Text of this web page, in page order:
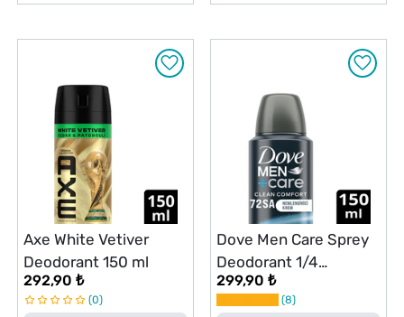
Axe White Vetiver
Deodorant 150 ml
292,90 ₺
0
Dove Men Care Sprey
Deodorant 1/4
Nemlendirici Krem
Clean Comfort 150 ml
299,90 ₺
8